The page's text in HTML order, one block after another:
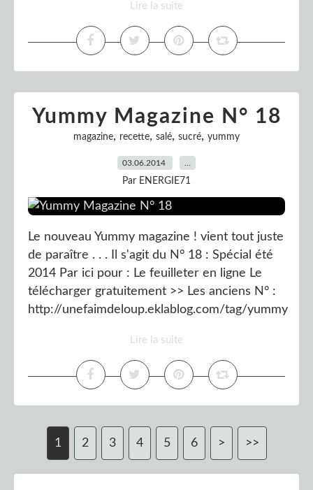
Lire la suite
Yummy Magazine N° 18
magazine, recette, salé, sucré, yummy
03.06.2014
Par ENERGIE71
Le nouveau Yummy magazine ! vient tout juste
de paraître . . . Il s'agit du N° 18 : Spécial été
2014 Par ici pour : Le feuilleter en ligne Le
télécharger gratuitement >> Les anciens N° :
http://unefaimdeloup.eklablog.com/tag/yummy
Lire la suite
1 2 3 4 5 6 > >>